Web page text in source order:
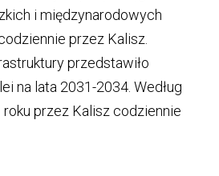
i międzynarodowych
przez Kalisz.
przedstawiło
na lata 2031-2034. Według
przez Kalisz codziennie